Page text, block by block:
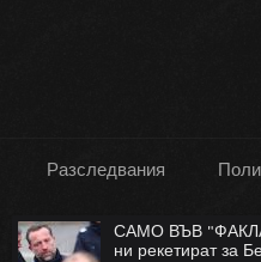
Разследвания
САМО ВЪВ
ни рекетират за